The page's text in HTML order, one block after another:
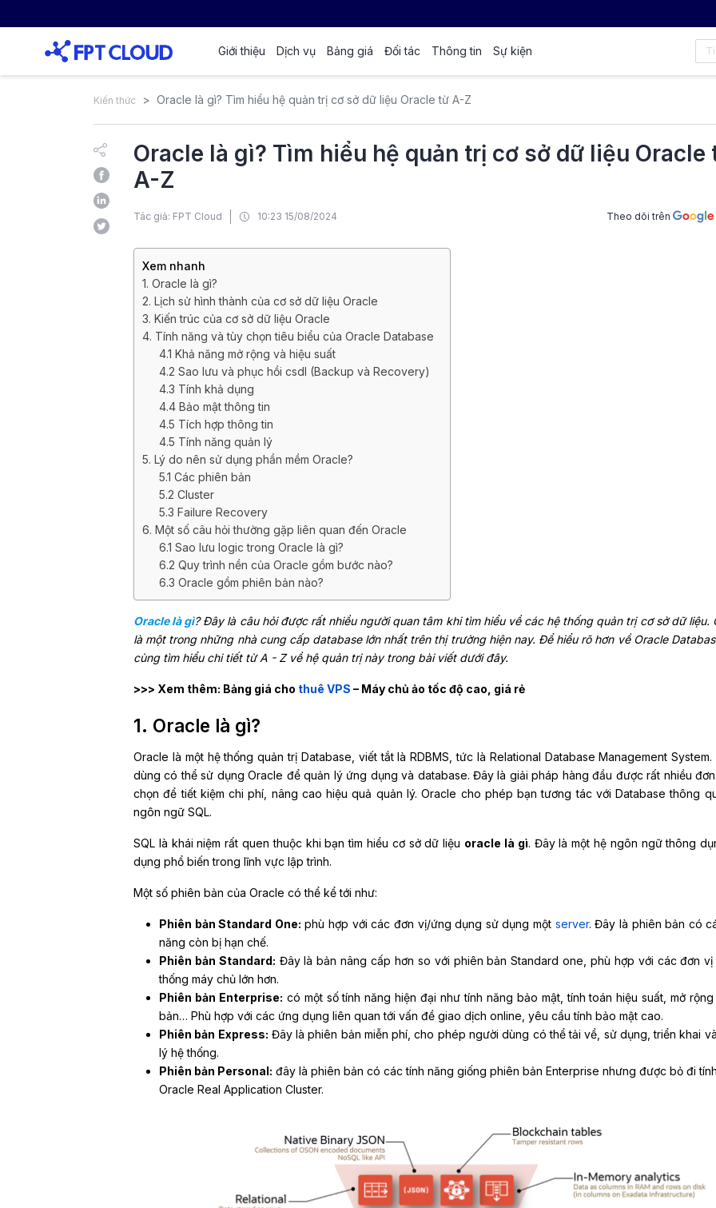
Giới thiệu Dịch vụ Bảng giá Đối tác Thông tin Sự kiện
Kiến thức Oracle là gì? Tìm hiểu hệ quản trị cơ sở dữ liệu Oracle từ A-Z
Oracle là gì? Tìm hiểu hệ quản trị cơ sở dữ liệu Oracle
A-Z
Tác giả: FPT Cloud 10:23 15/08/2024 Theo dõi trên
Xem nhanh
1. Oracle là gì?
2. Lịch sử hình thành của cơ sở dữ liệu Oracle
3. Kiến trúc của cơ sở dữ liệu Oracle
4. Tính năng và tùy chọn tiêu biểu của Oracle Database
4.1 Khả năng mở rộng và hiệu suất
4.2 Sao lưu và phục hồi csdl (Backup và Recovery)
4.3 Tính khả dụng
4.4 Bảo mật thông tin
4.5 Tích hợp thông tin
4.5 Tính năng quản lý
5. Lý do nên sử dụng phần mềm Oracle?
5.1 Các phiên bản
5.2 Cluster
5.3 Failure Recovery
6. Một số câu hỏi thường gặp liên quan đến Oracle
6.1 Sao lưu logic trong Oracle là gì?
6.2 Quy trình nền của Oracle gồm bước nào?
6.3 Oracle gồm phiên bản nào?
Oracle là gì? Đây là câu hỏi được rất nhiều người quan tâm khi tìm hiểu về các hệ thống quản trị cơ sở dữ liệu.
là một trong những nhà cung cấp database lớn nhất trên thị trường hiện nay. Để hiểu rõ hơn về Oracle
cùng tìm hiểu chi tiết từ A - Z về hệ quản trị này trong bài viết dưới đây.
>>> Xem thêm: Bảng giá cho thuê VPS – Máy chủ ảo tốc độ cao, giá rẻ
1. Oracle là gì?
Oracle là một hệ thống quản trị Database, viết tắt là RDBMS, tức là Relational Database Management System.
dùng có thể sử dụng Oracle để quản lý ứng dụng và database. Đây là giải pháp hàng đầu được rất nhiều
chọn để tiết kiệm chi phí, nâng cao hiệu quả quản lý. Oracle cho phép bạn tương tác với Database thông
ngôn ngữ SQL.
SQL là khái niệm rất quen thuộc khi bạn tìm hiểu cơ sở dữ liệu oracle là gì. Đây là một hệ ngôn ngữ thông
dụng phổ biến trong lĩnh vực lập trình.
Một số phiên bản của Oracle có thể kể tới như:
Phiên bản Standard One: phù hợp với các đơn vị/ứng dụng sử dụng một server. Đây là phiên bản có
năng còn bị hạn chế.
Phiên bản Standard: Đây là bản nâng cấp hơn so với phiên bản Standard one, phù hợp với các đơn
thống máy chủ lớn hơn.
Phiên bản Enterprise: có một số tính năng hiện đại như tính năng bảo mật, tính toán hiệu suất, mở
bản… Phù hợp với các ứng dụng liên quan tới vấn đề giao dịch online, yêu cầu tính bảo mật cao.
Phiên bản Express: Đây là phiên bản miễn phí, cho phép người dùng có thể tải về, sử dụng, triển khai
lý hệ thống.
Phiên bản Personal: đây là phiên bản có các tính năng giống phiên bản Enterprise nhưng được bỏ đi
Oracle Real Application Cluster.